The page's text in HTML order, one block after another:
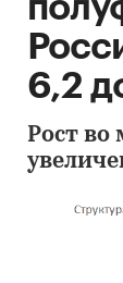
6,2
Рост во